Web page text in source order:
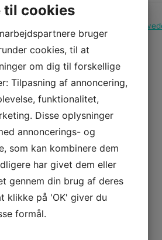
til cookies
bruger
cookies, til at
om dig til forskellige
Tilpasning af annoncering,
funktionalitet,
Disse oplysninger
annoncerings- og
som kan kombinere dem
har givet dem eller
gennem din brug af deres
klikke på 'OK' giver du
formål.